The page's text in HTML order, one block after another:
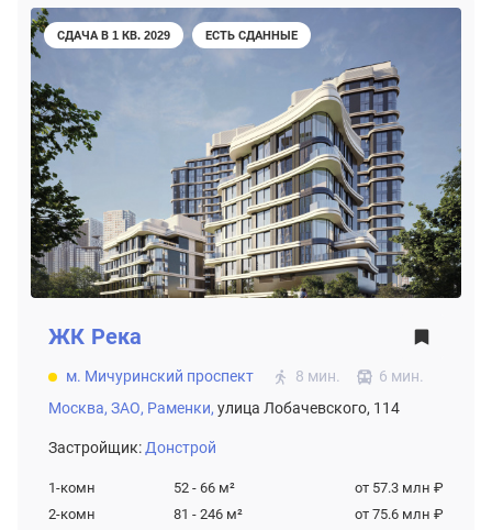
СДАЧА В 1 КВ. 2029 ЕСТЬ СДАННЫЕ
ЖК Река
м. Мичуринский проспект 8 мин.
6 мин.
Москва, ЗАО, Раменки, улица Лобачевского, 114
Застройщик: Донстрой
1-комн 52 - 66 м²
от 57.3 млн ₽
2-комн
81 - 246 м²
от 75.6 млн ₽